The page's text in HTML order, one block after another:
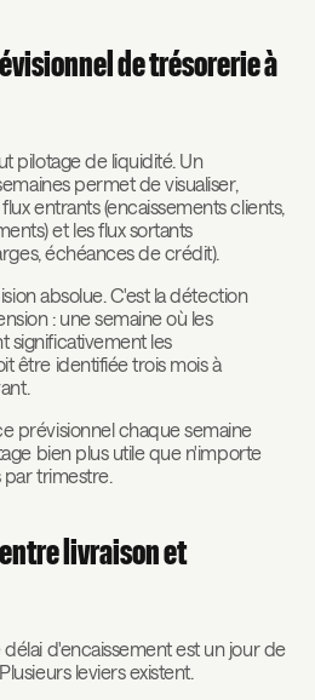
de trésorerie à
pilotage de liquidité. Un
permet de visualiser,
entrants (encaissements clients,
et les flux sortants
échéances de crédit).
absolue. C'est la détection
: une semaine où les
significativement les
être identifiée trois mois à
prévisionnel chaque semaine
bien plus utile que n'importe
par trimestre.
livraison et
d'encaissement est un jour de
leviers existent.